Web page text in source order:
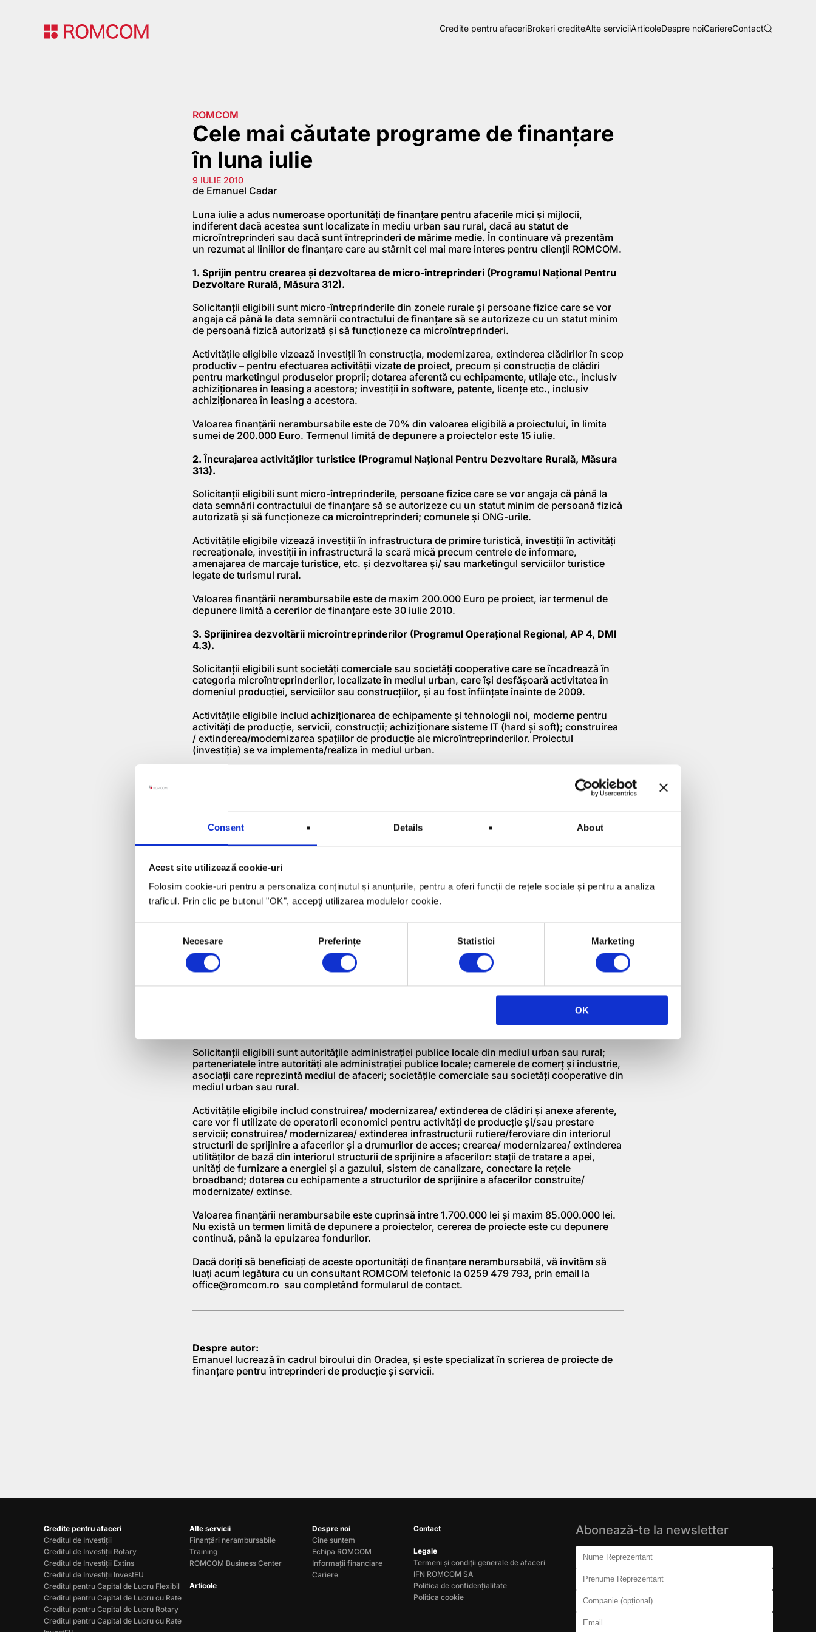
Consent Details About
Acest site utilizează cookie-uri
Folosim cookie-uri pentru a personaliza conținutul și anunțurile, pentru a oferi funcții de rețele sociale și pentru a analiza
traficul. Prin clic pe butonul "OK", accepţi utilizarea modulelor cookie.
Necesare Preferințe Statistici Marketing
OK
Credite pentru afaceriBrokeri crediteAlte serviciiArticoleDespre noiCariereContact
ROMCOM
Cele mai căutate programe de finanţare
în luna iulie
9 IULIE 2010
de Emanuel Cadar
Luna iulie a adus numeroase oportunităţi de finanţare pentru afacerile mici şi mijlocii,
indiferent dacă acestea sunt localizate în mediu urban sau rural, dacă au statut de
microîntreprinderi sau dacă sunt întreprinderi de mărime medie. În continuare vă prezentăm
un rezumat al liniilor de finanţare care au stârnit cel mai mare interes pentru clienţii ROMCOM.
1. Sprijin pentru crearea şi dezvoltarea de micro-întreprinderi (Programul Naţional Pentru
Dezvoltare Rurală, Măsura 312).
Solicitanţii eligibili sunt micro-întreprinderile din zonele rurale şi persoane fizice care se vor
angaja că până la data semnării contractului de finanţare să se autorizeze cu un statut minim
de persoană fizică autorizată şi să funcţioneze ca microîntreprinderi.
Activităţile eligibile vizează investiţii în construcţia, modernizarea, extinderea clădirilor în scop
productiv – pentru efectuarea activităţii vizate de proiect, precum şi construcţia de clădiri
pentru marketingul produselor proprii; dotarea aferentă cu echipamente, utilaje etc., inclusiv
achiziţionarea în leasing a acestora; investiţii în software, patente, licenţe etc., inclusiv
achiziţionarea în leasing a acestora.
Valoarea finanţării nerambursabile este de 70% din valoarea eligibilă a proiectului, în limita
sumei de 200.000 Euro. Termenul limită de depunere a proiectelor este 15 iulie.
2. Încurajarea activităţilor turistice (Programul Naţional Pentru Dezvoltare Rurală, Măsura
313).
Solicitanţii eligibili sunt micro-întreprinderile, persoane fizice care se vor angaja că până la
data semnării contractului de finanţare să se autorizeze cu un statut minim de persoană fizică
autorizată şi să funcţioneze ca microîntreprinderi; comunele şi ONG-urile.
Activităţile eligibile vizează investiţii în infrastructura de primire turistică, investiţii în activităţi
recreaţionale, investiţii în infrastructură la scară mică precum centrele de informare,
amenajarea de marcaje turistice, etc. şi dezvoltarea şi/ sau marketingul serviciilor turistice
legate de turismul rural.
Valoarea finanţării nerambursabile este de maxim 200.000 Euro pe proiect, iar termenul de
depunere limită a cererilor de finanţare este 30 iulie 2010.
3. Sprijinirea dezvoltării microîntreprinderilor (Programul Operaţional Regional, AP 4, DMI
4.3).
Solicitanţii eligibili sunt societăţi comerciale sau societăţi cooperative care se încadrează în
categoria microîntreprinderilor, localizate în mediul urban, care îşi desfăşoară activitatea în
domeniul producţiei, serviciilor sau construcţiilor, şi au fost înfiinţate înainte de 2009.
Activităţile eligibile includ achiziţionarea de echipamente şi tehnologii noi, moderne pentru
activităţi de producţie, servicii, construcţii; achiziţionare sisteme IT (hard şi soft); construirea
/ extinderea/modernizarea spaţiilor de producţie ale microîntreprinderilor. Proiectul
(investiţia) se va implementa/realiza în mediul urban.
finanţare nu există un termen limită de depunere a proiectelor, cererea de proiecte este cu
4. Stimularea dezvoltării regionale prin realizarea de investiţii pentru procesarea
Naţional Pentru Dezvoltare Rurală, Măsura 123, Schema de Ajutor de Stat N578/2009).
Pentru a fi eligibil în cadrul prezentei scheme, operatorii economici care realizează investiţii
ce vizează domeniul prelucrării primare a produselor lemnoase şi nelemnoase, trebuie să
Activităţile eligibile pentru finanţare vizează investiţii iniţiale în imobilizări corporale şi/ sau
necorporale în industria alimentară; investiţii pentru prelucrarea primară a produselor
forestiere; investiţii pentru producerea de biocombustibili.
5. Dezvoltarea durabilă a structurilor de sprijinire a afacerilor de importanţă regională şi
Solicitanţii eligibili sunt autorităţile administraţiei publice locale din mediul urban sau rural;
parteneriatele între autorităţi ale administraţiei publice locale; camerele de comerţ şi industrie,
asociaţii care reprezintă mediul de afaceri; societăţile comerciale sau societăţi cooperative din
mediul urban sau rural.
Activităţile eligibile includ construirea/ modernizarea/ extinderea de clădiri şi anexe aferente,
care vor fi utilizate de operatorii economici pentru activităţi de producţie şi/sau prestare
servicii; construirea/ modernizarea/ extinderea infrastructurii rutiere/feroviare din interiorul
structurii de sprijinire a afacerilor şi a drumurilor de acces; crearea/ modernizarea/ extinderea
utilităţilor de bază din interiorul structurii de sprijinire a afacerilor: staţii de tratare a apei,
unităţi de furnizare a energiei şi a gazului, sistem de canalizare, conectare la reţele
broadband; dotarea cu echipamente a structurilor de sprijinire a afacerilor construite/
modernizate/ extinse.
Valoarea finanţării nerambursabile este cuprinsă între 1.700.000 lei şi maxim 85.000.000 lei.
Nu există un termen limită de depunere a proiectelor, cererea de proiecte este cu depunere
continuă, până la epuizarea fondurilor.
Dacă doriţi să beneficiaţi de aceste oportunităţi de finanţare nerambursabilă, vă invităm să
luaţi acum legătura cu un consultant ROMCOM telefonic la 0259 479 793, prin email la
office@romcom.ro sau completând formularul de contact.
Despre autor:
Emanuel lucrează în cadrul biroului din Oradea, şi este specializat în scrierea de proiecte de
finanţare pentru întreprinderi de producţie şi servicii.
Credite pentru afaceri
Creditul de Investiții
Creditul de Investiții Rotary
Creditul de Investiții Extins
Creditul de Investiții InvestEU
Creditul pentru Capital de Lucru Flexibil
Creditul pentru Capital de Lucru cu Rate
Creditul pentru Capital de Lucru Rotary
Creditul pentru Capital de Lucru cu Rate
Alte servicii
Finanțări nerambursabile
Training
ROMCOM Business Center
Articole
Despre noi
Cine suntem
Echipa ROMCOM
Informații financiare
Cariere
Contact
Legale
Termeni și condiții generale de afaceri
IFN ROMCOM SA
Politica de confidențialitate
Politica cookie
Abonează-te la newsletter
Don't fill this out:
Nume Reprezentant
Prenume Reprezentant
Companie (opțional)
Email